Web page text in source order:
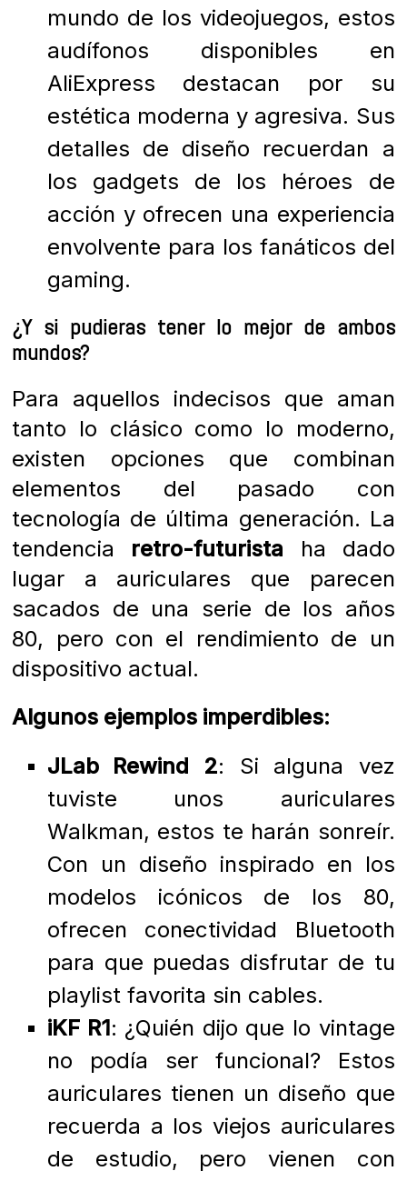
mundo de los videojuegos, estos
audífonos disponibles en
AliExpress destacan por su
estética moderna y agresiva. Sus
detalles de diseño recuerdan a
los gadgets de los héroes de
acción y ofrecen una experiencia
envolvente para los fanáticos del
gaming.
¿Y si pudieras tener lo mejor de ambos
mundos?
Para aquellos indecisos que aman
tanto lo clásico como lo moderno,
existen opciones que combinan
elementos del pasado con
tecnología de última generación. La
tendencia retro-futurista ha dado
lugar a auriculares que parecen
sacados de una serie de los años
80, pero con el rendimiento de un
dispositivo actual.
Algunos ejemplos imperdibles:
JLab Rewind 2: Si alguna vez
tuviste unos auriculares
Walkman, estos te harán sonreír.
Con un diseño inspirado en los
modelos icónicos de los 80,
ofrecen conectividad Bluetooth
para que puedas disfrutar de tu
playlist favorita sin cables.
iKF R1: ¿Quién dijo que lo vintage
no podía ser funcional? Estos
auriculares tienen un diseño que
recuerda a los viejos auriculares
de estudio, pero vienen con